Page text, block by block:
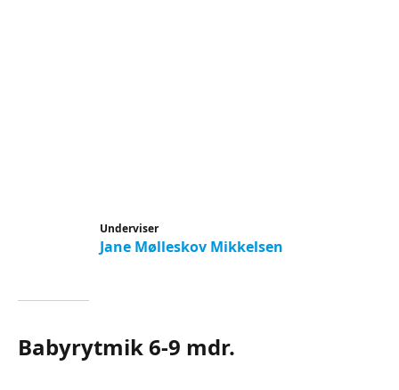
Underviser
Jane Mølleskov Mikkelsen
Babyrytmik 6-9 mdr.